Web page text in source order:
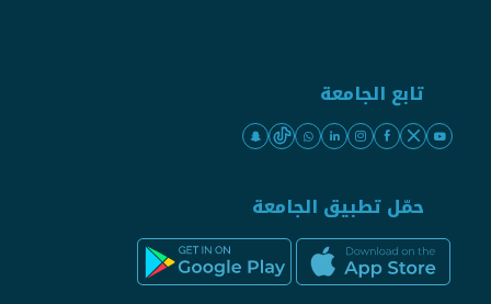
تابع الجامعة
حمّل تطبيق الجامعة